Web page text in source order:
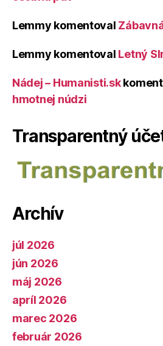
Lemmy komentoval
Lemmy komentoval Letný
Nádej – Humanisti.sk
hmotnej núdzi
Transparentný
Archív
júl 2026
jún 2026
máj 2026
apríl 2026
marec 2026
február 2026